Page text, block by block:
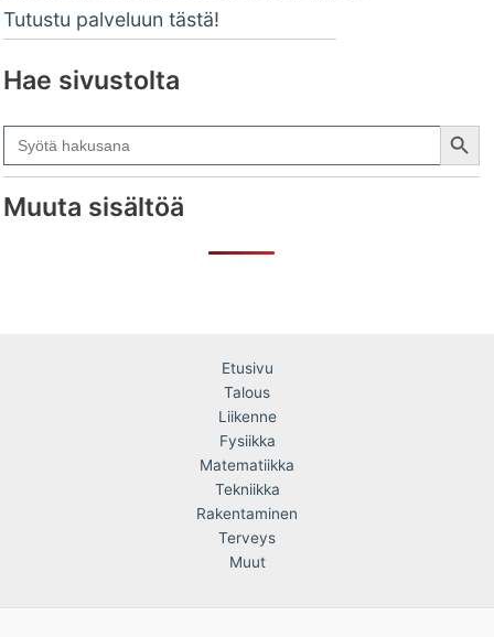
Tutustu palveluun tästä!
Hae sivustolta
Search
for:
Search Button
Muuta sisältöä
Etusivu
Talous
Liikenne
Fysiikka
Matematiikka
Tekniikka
Rakentaminen
Terveys
Muut